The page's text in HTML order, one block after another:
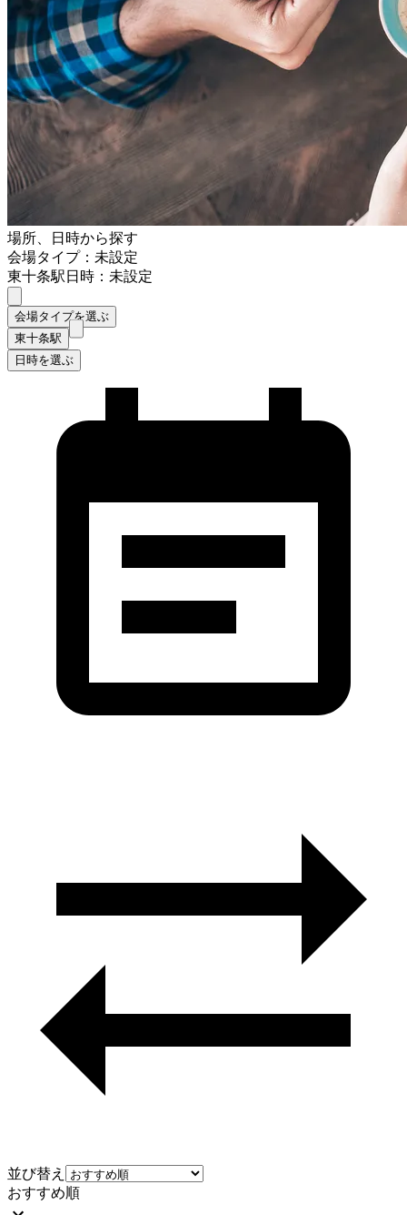
場所、日時から探す
会場タイプ：未設定
東十条駅日時：未設定
会場タイプを選ぶ
東十条駅
日時を選ぶ
並び替え
おすすめ順